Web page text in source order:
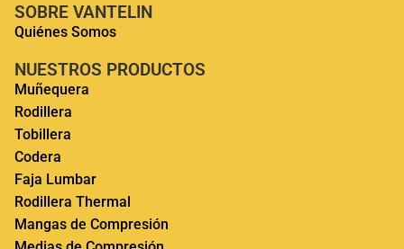
SOBRE VANTELIN
Quiénes Somos
NUESTROS PRODUCTOS
Muñequera
Rodillera
Tobillera
Codera
Faja Lumbar
Rodillera Thermal
Mangas de Compresión